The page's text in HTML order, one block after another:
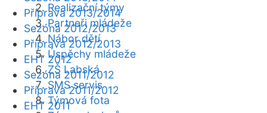
Realizační týmy
Partneři mládeže
Nábor dětí
Úspěchy mládeže
ZŠ Labská
SMS servis
Týmová fota
Příprava 2013/2014
Sezóna 2012/2013
Příprava 2012/2013
EHT 2012
Sezóna 2011/2012
Příprava 2011/2012
EHT 2011